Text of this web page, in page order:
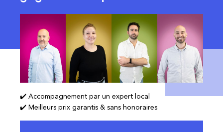
✔️ Accompagnement par un expert local
✔️ Meilleurs prix garantis & sans honoraires